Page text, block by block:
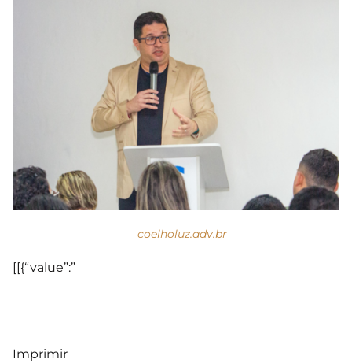
coelholuz.adv.br
[[{“value”:”
Imprimir